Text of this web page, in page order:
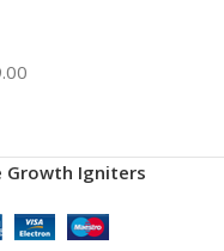
Growth Igniters